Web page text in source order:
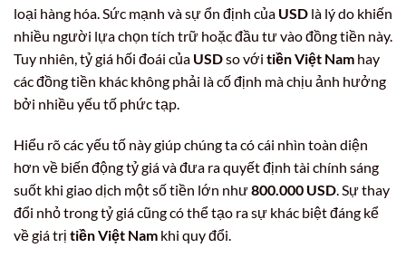
loại hàng hóa. Sức mạnh và sự ổn định của USD là lý do khiến
nhiều người lựa chọn tích trữ hoặc đầu tư vào đồng tiền này.
Tuy nhiên, tỷ giá hối đoái của USDso với tiền Việt Nam hay
các đồng tiền khác không phải là cố định mà chịu ảnh hưởng
bởi nhiều yếu tố phức tạp.
Hiểu rõ các yếu tố này giúp chúng ta có cái nhìn toàn diện
hơn về biến động tỷ giá và đưa ra quyết định tài chính sáng
suốt khi giao dịch một số tiền lớn như800.000 USD. Sự thay
đổi nhỏ trong tỷ giá cũng có thể tạo ra sự khác biệt đáng kể
về giá trị tiền Việt Nam khi quy đổi.